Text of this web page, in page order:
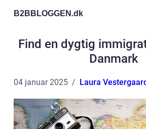
B2BBLOGGEN.dk
Find en dygtig
Danmark
04 januar 2025 Laura